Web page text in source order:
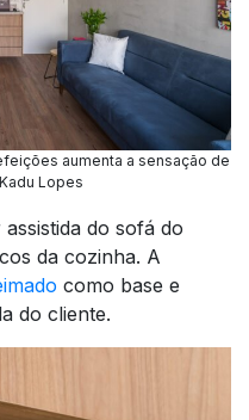
aumenta a sensação de
Lopes
do sofá do
da cozinha. A
como base e
do cliente.